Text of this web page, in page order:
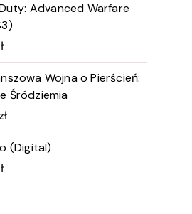
Advanced Warfare
Wojna o Pierścień:
Śródziemia
zł
(Digital)